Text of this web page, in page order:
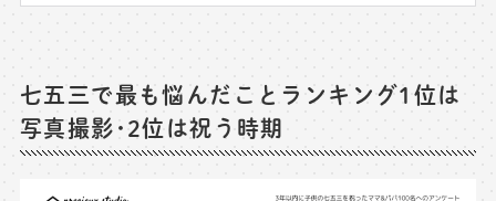
七五三で最も悩んだことランキング1位は
写真撮影･2位は祝う時期